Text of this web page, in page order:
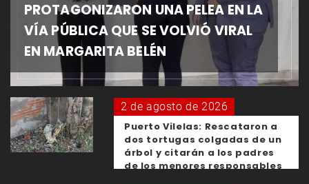
PROTAGONIZARON UNA PELEA EN LA
VÍA PÚBLICA QUE SE VOLVIÓ VIRAL
EN MARGARITA BELÉN
2 de agosto de 2026
Puerto Vilelas: Rescataron a
dos tortugas colgadas de un
árbol y citarán a los padres
de los menores responsables